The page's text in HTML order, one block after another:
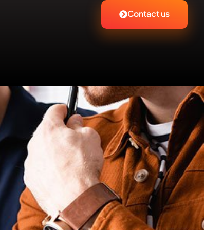
Contact us